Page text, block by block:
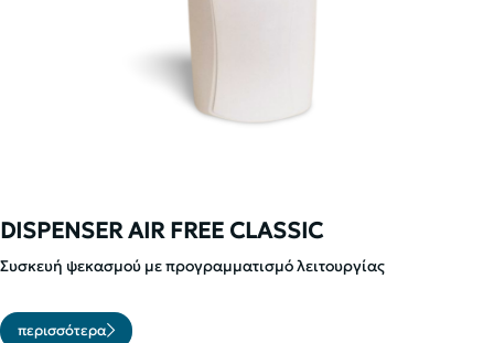
DISPENSER AIR FREE CLASSIC
Συσκευή ψεκασμού με προγραμματισμό λειτουργίας
περισσότερα